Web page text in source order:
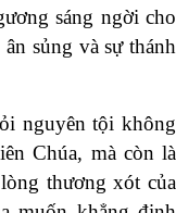
sáng ngời cho
sủng và sự thánh
nguyên tội không
Chúa, mà còn là
thương xót của